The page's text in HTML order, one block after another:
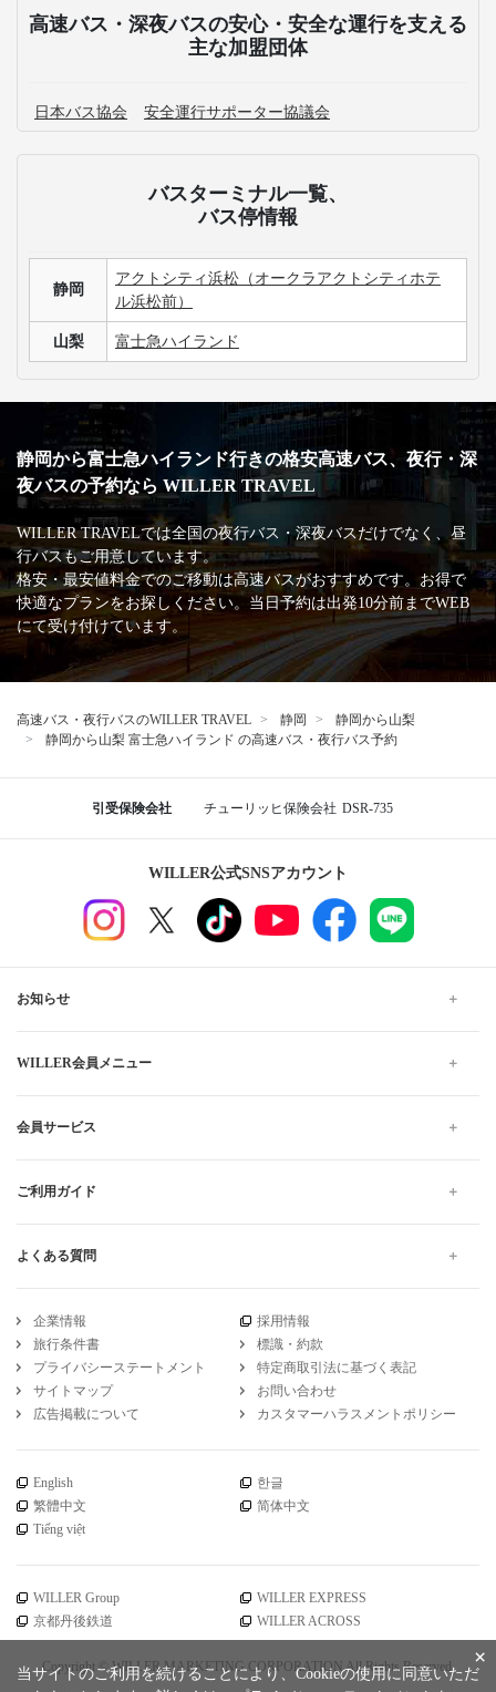
高速バス・深夜バスの安心・安全な運行を支える
主な加盟団体
日本バス協会 安全運行サポーター協議会
バスターミナル一覧、
バス停情報
静岡
アクトシティ浜松（オークラアクトシティホテ
ル浜松前）
山梨 富士急ハイランド
静岡から富士急ハイランド行きの格安高速バス、夜行・深
夜バスの予約なら WILLER TRAVEL
WILLER TRAVELでは全国の夜行バス・深夜バスだけでなく、昼
行バスもご用意しています。
格安・最安値料金でのご移動は高速バスがおすすめです。お得で
快適なプランをお探しください。当日予約は出発10分前までWEB
にて受け付けています。
高速バス・夜行バスのWILLER TRAVEL 静岡
静岡から山梨
静岡から山梨 富士急ハイランド の高速バス・夜行バス予約
引受保険会社 チューリッヒ保険会社 DSR-735
WILLER公式SNSアカウント
お知らせ
WILLER会員メニュー
会員サービス
ご利用ガイド
よくある質問
企業情報
採用情報
旅行条件書
標識・約款
プライバシーステートメント
特定商取引法に基づく表記
サイトマップ
お問い合わせ
広告掲載について
カスタマーハラスメントポリシー
English
한글
繁體中文
简体中文
Tiếng việt
WILLER Group
WILLER EXPRESS
京都丹後鉄道
WILLER ACROSS
Copyright © WILLER MARKETING CORPORATION All Rights Reserved. ×
当サイトのご利用を続けることにより、Cookieの使用に同意いただ